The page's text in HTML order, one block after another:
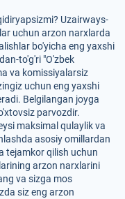
Uzairways-
uchun arzon narxlarda
bo'yicha eng yaxshi
to'g'ri "O'zbek
va komissiyalarsiz
uchun eng yaxshi
Belgilangan joyga
parvozdir.
maksimal qulaylik va
asosiy omillardan
tejamkor qilish uchun
arzon narxlarini
va sizga mos
siz eng arzon